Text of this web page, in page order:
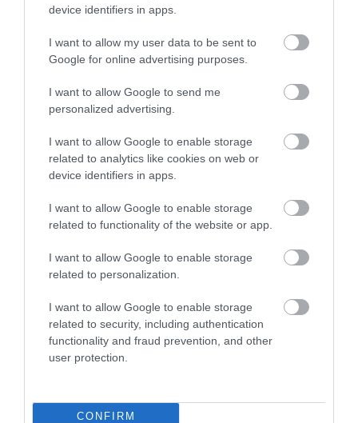
device identifiers in apps.
I want to allow my user data to be sent to
Google for online advertising purposes.
I want to allow Google to send me
personalized advertising.
I want to allow Google to enable storage
related to analytics like cookies on web or
device identifiers in apps.
I want to allow Google to enable storage
related to functionality of the website or app.
I want to allow Google to enable storage
related to personalization.
I want to allow Google to enable storage
related to security, including authentication
functionality and fraud prevention, and other
user protection.
CONFIRM
AZ EGYHANGÚSÁGOT: A
VÁLTOZATOS NÖVÉNYZET
ASZÁLY IDEJÉN IS OKOSABB
2026-07-31
NEVEZTEK MEG, ÉS A FÖLD
MEGINT FINOMAN JELEZTE:
2026-07-30
A NÖVÉNYEK IS KÖLTÖZNEK